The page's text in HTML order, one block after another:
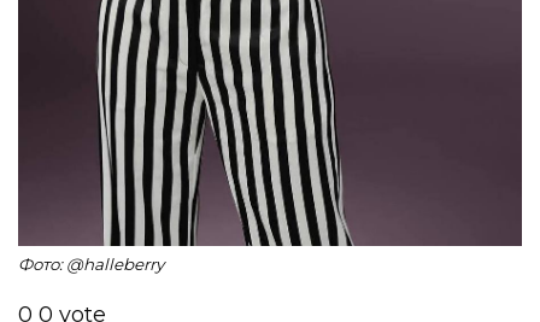
Фото: @halleberry
0 0 vote